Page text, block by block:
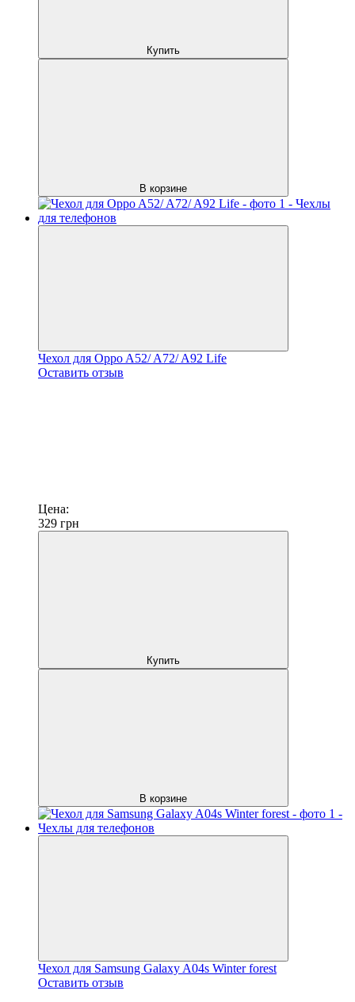
Купить
В корзине
Чехол для Oppo A52/ A72/ A92 Life
Оставить отзыв
Цена:
329 грн
Купить
В корзине
Чехол для Samsung Galaxy A04s Winter forest
Оставить отзыв